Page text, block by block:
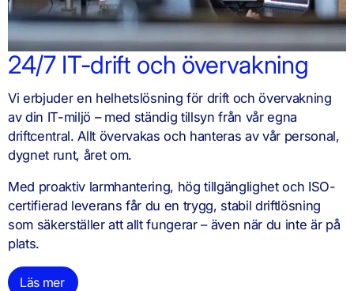
24/7 IT-drift och övervakning
Vi erbjuder en helhetslösning för drift och övervakning
av din IT-miljö – med ständig tillsyn från vår egna
driftcentral. Allt övervakas och hanteras av vår personal,
dygnet runt, året om.
Med proaktiv larmhantering, hög tillgänglighet och ISO-
certifierad leverans får du en trygg, stabil driftlösning
som säkerställer att allt fungerar – även när du inte är på
plats.
Läs mer